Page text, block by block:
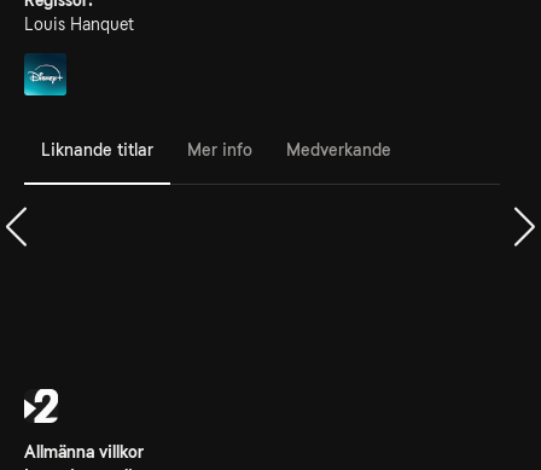
Louis Hanquet
Liknande titlar Mer info Medverkande
Allmänna villkor